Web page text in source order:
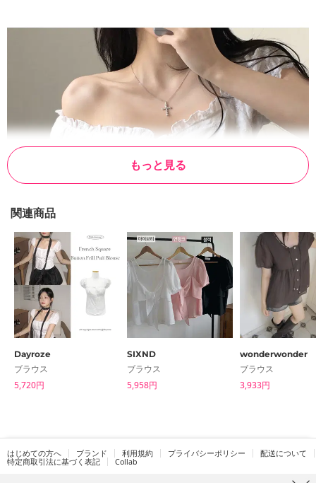
もっと見る
関連商品
Dayroze
ブラウス
5,720円
SIXND
ブラウス
5,958円
wonderwonder
ブラウス
3,933円
はじめての方へ ブランド 利用規約 プライバシーポリシー
配送について
特定商取引法に基づく表記
Collab